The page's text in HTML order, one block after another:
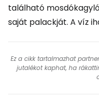
található
saját palackját. A víz
Ez a cikk tartalmazhat
jutalékot kaphat, ha